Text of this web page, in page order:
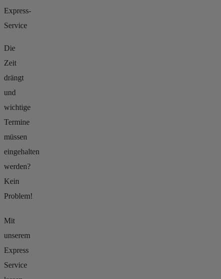
Express-
Service
Die
Zeit
drängt
und
wichtige
Termine
müssen
eingehalten
werden?
Kein
Problem!
Mit
unserem
Express
Service